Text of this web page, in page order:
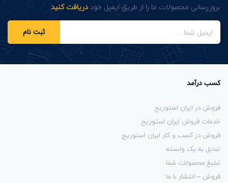
بروزرسانی محصولات ما را از طریق ایمیل خود دریافت کنید.
ثبت نام
کسب درآمد
فروش در ایران استوریج
خدمات فروش ایران استوریج
فروش در کسب و کار ایران استوریج
تبدیل به یک وابسته
تبلیغ محصولات شما
فروش – انتشار با ما